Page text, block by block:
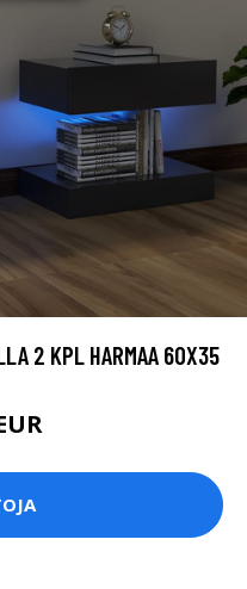
2 KPL HARMAA 60X35